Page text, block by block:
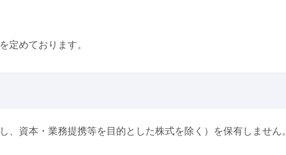
定めております。
資本・業務提携等を目的とした株式を除く）を保有しません。